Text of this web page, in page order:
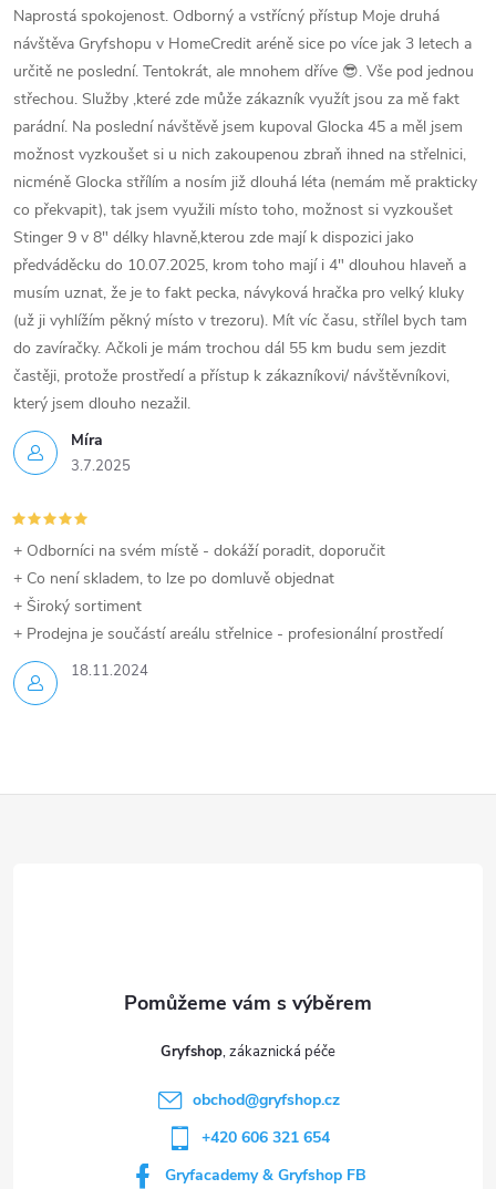
Míra
3.7.2025
Naprostá spokojenost. Odborný a vstřícný přístup Moje druhá
návštěva Gryfshopu v HomeCredit aréně sice po více jak 3 letech a
určitě ne poslední. Tentokrát, ale mnohem dříve 😎. Vše pod jednou
střechou. Služby ,které zde může zákazník využít jsou za mě fakt
parádní. Na poslední návštěvě jsem kupoval Glocka 45 a měl jsem
možnost vyzkoušet si u nich zakoupenou zbraň ihned na střelnici,
nicméně Glocka střílím a nosím již dlouhá léta (nemám mě prakticky
co překvapit), tak jsem využili místo toho, možnost si vyzkoušet
Stinger 9 v 8" délky hlavně,kterou zde mají k dispozici jako
předváděcku do 10.07.2025, krom toho mají i 4" dlouhou hlaveň a
musím uznat, že je to fakt pecka, návyková hračka pro velký kluky
(už ji vyhlížím pěkný místo v trezoru). Mít víc času, střílel bych tam
do zavíračky. Ačkoli je mám trochou dál 55 km budu sem jezdit
častěji, protože prostředí a přístup k zákazníkovi/ návštěvníkovi,
který jsem dlouho nezažil.
18.11.2024
+ Odborníci na svém místě - dokáží poradit, doporučit
+ Co není skladem, to lze po domluvě objednat
+ Široký sortiment
+ Prodejna je součástí areálu střelnice - profesionální prostředí
Gryfshop
obchod@gryfshop.cz
+420 606 321 654
Gryfacademy & Gryfshop FB